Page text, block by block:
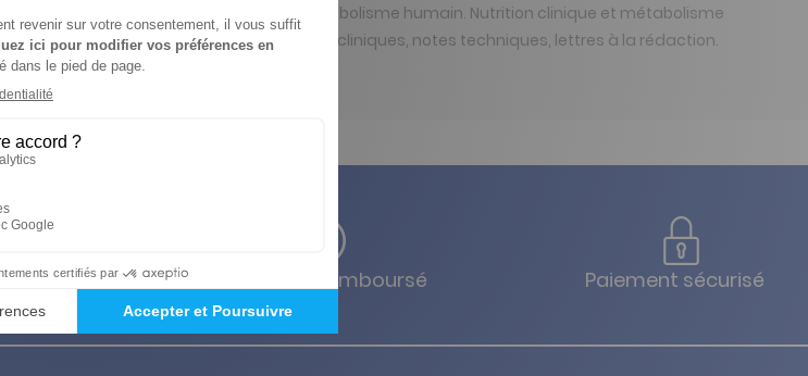
effets de la nutrition artificielle et du métabolisme humain. Nutrition clinique et métabolisme
mises au point, articles originaux, faits cliniques, notes techniques, lettres à la rédaction.
bas Satisfait ou remboursé Paiement sécurisé